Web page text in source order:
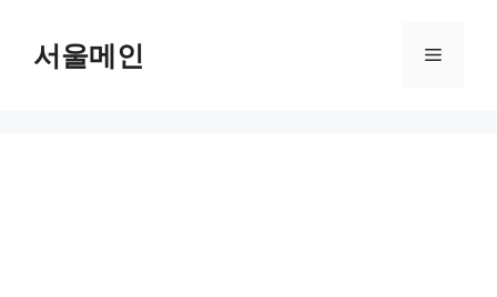
content서울메인 Menu